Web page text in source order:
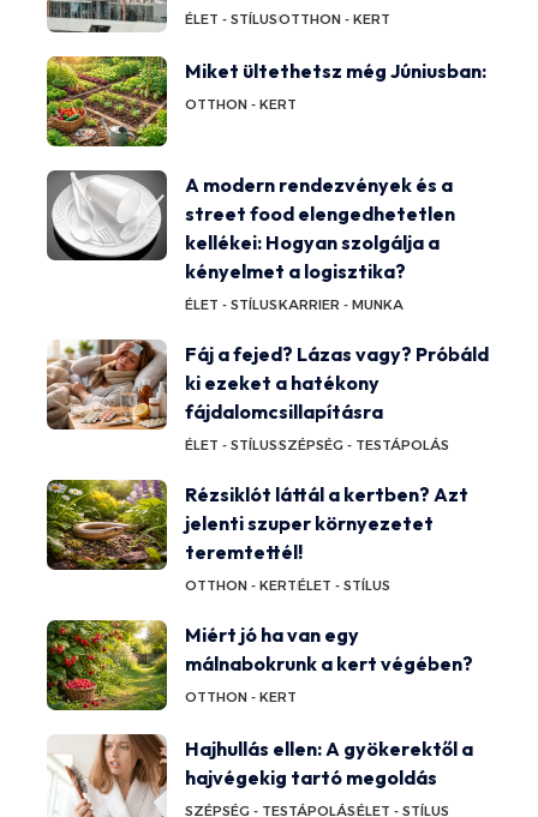
ÉLET - STÍLUSOTTHON - KERT
Miket ültethetsz még Júniusban:
OTTHON - KERT
A modern rendezvények és a
street food elengedhetetlen
kellékei: Hogyan szolgálja a
kényelmet a logisztika?
ÉLET - STÍLUSKARRIER - MUNKA
Fáj a fejed? Lázas vagy? Próbáld
ki ezeket a hatékony
fájdalomcsillapításra
ÉLET - STÍLUSSZÉPSÉG - TESTÁPOLÁS
Rézsiklót láttál a kertben? Azt
jelenti szuper környezetet
teremtettél!
OTTHON - KERTÉLET - STÍLUS
Miért jó ha van egy
málnabokrunk a kert végében?
OTTHON - KERT
Hajhullás ellen: A gyökerektől a
hajvégekig tartó megoldás
SZÉPSÉG - TESTÁPOLÁSÉLET - STÍLUS